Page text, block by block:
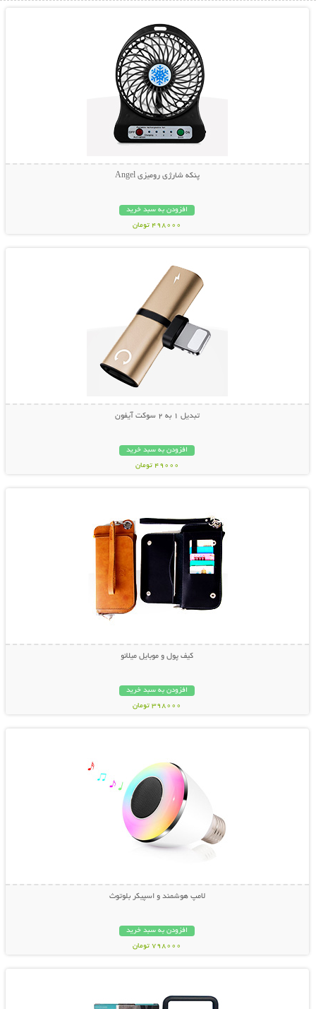
پنکه شارژی رومیزی Angel
افزودن به سبد خرید
498000 تومان
نمایش توضیحات بیشتر
تبدیل 1 به 2 سوکت آیفون
افزودن به سبد خرید
49000 تومان
نمایش توضیحات بیشتر
کیف پول و موبایل میلانو
افزودن به سبد خرید
398000 تومان
نمایش توضیحات بیشتر
لامپ هوشمند و اسپیکر بلوتوث
افزودن به سبد خرید
798000 تومان
نمایش توضیحات بیشتر